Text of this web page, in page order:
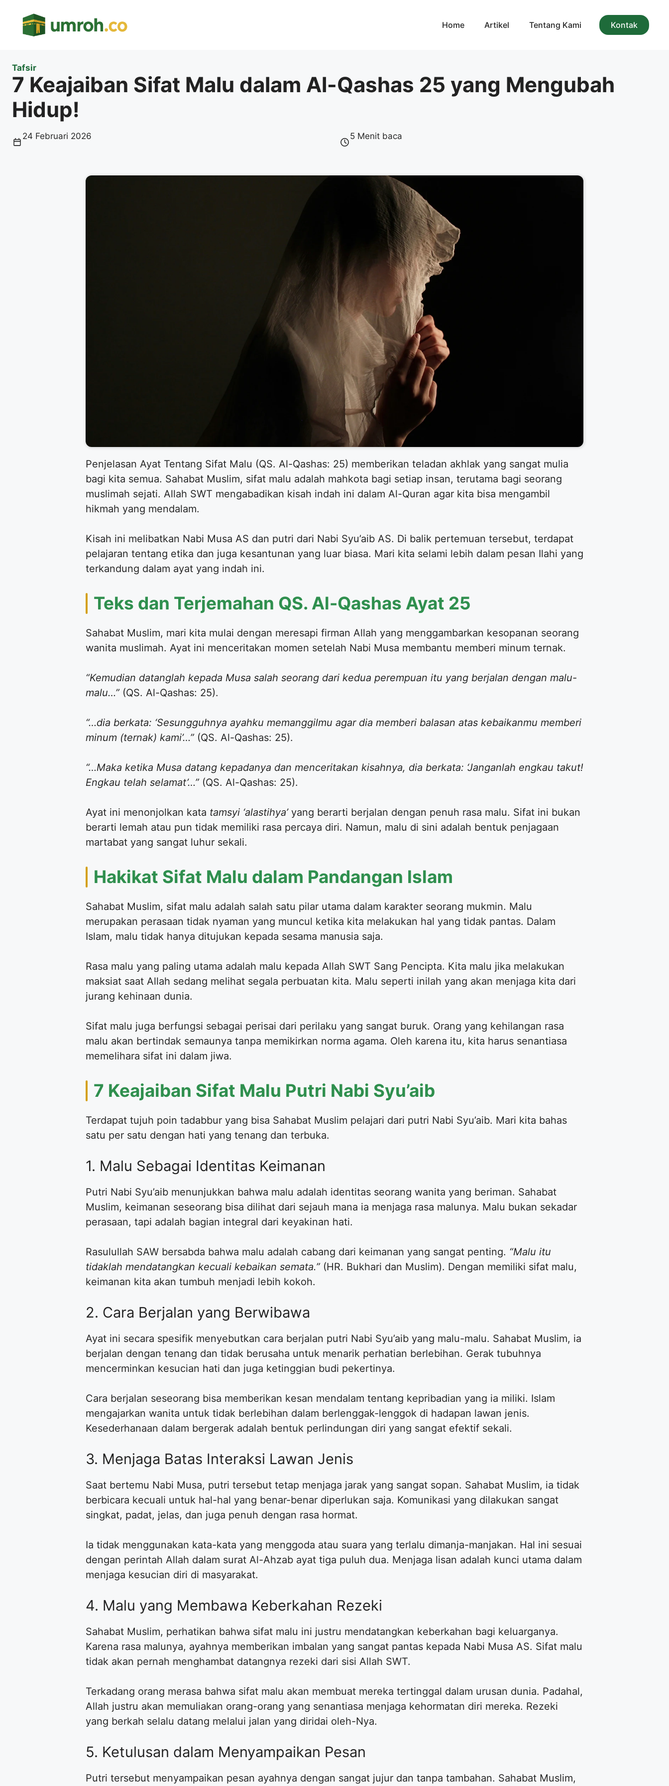
Home Artikel Tentang Kami Kontak
Tafsir
7 Keajaiban Sifat Malu dalam Al-Qashas 25 yang Mengubah
Hidup!
24 Februari 2026 5 Menit baca
Penjelasan Ayat Tentang Sifat Malu (QS. Al-Qashas: 25) memberikan teladan akhlak yang sangat mulia
bagi kita semua. Sahabat Muslim, sifat malu adalah mahkota bagi setiap insan, terutama bagi seorang
muslimah sejati. Allah SWT mengabadikan kisah indah ini dalam Al-Quran agar kita bisa mengambil
hikmah yang mendalam.
Kisah ini melibatkan Nabi Musa AS dan putri dari Nabi Syu’aib AS. Di balik pertemuan tersebut, terdapat
pelajaran tentang etika dan juga kesantunan yang luar biasa. Mari kita selami lebih dalam pesan Ilahi yang
terkandung dalam ayat yang indah ini.
Teks dan Terjemahan QS. Al-Qashas Ayat 25
Sahabat Muslim, mari kita mulai dengan meresapi firman Allah yang menggambarkan kesopanan seorang
wanita muslimah. Ayat ini menceritakan momen setelah Nabi Musa membantu memberi minum ternak.
“Kemudian datanglah kepada Musa salah seorang dari kedua perempuan itu yang berjalan dengan malu-
malu…” (QS. Al-Qashas: 25).
“…dia berkata: ‘Sesungguhnya ayahku memanggilmu agar dia memberi balasan atas kebaikanmu memberi
minum (ternak) kami’…” (QS. Al-Qashas: 25).
“…Maka ketika Musa datang kepadanya dan menceritakan kisahnya, dia berkata: ‘Janganlah engkau takut!
Engkau telah selamat’…” (QS. Al-Qashas: 25).
Ayat ini menonjolkan kata tamsyi ‘alastihya’yang berarti berjalan dengan penuh rasa malu. Sifat ini bukan
berarti lemah atau pun tidak memiliki rasa percaya diri. Namun, malu di sini adalah bentuk penjagaan
martabat yang sangat luhur sekali.
Hakikat Sifat Malu dalam Pandangan Islam
Sahabat Muslim, sifat malu adalah salah satu pilar utama dalam karakter seorang mukmin. Malu
merupakan perasaan tidak nyaman yang muncul ketika kita melakukan hal yang tidak pantas. Dalam
Islam, malu tidak hanya ditujukan kepada sesama manusia saja.
Rasa malu yang paling utama adalah malu kepada Allah SWT Sang Pencipta. Kita malu jika melakukan
maksiat saat Allah sedang melihat segala perbuatan kita. Malu seperti inilah yang akan menjaga kita dari
jurang kehinaan dunia.
Sifat malu juga berfungsi sebagai perisai dari perilaku yang sangat buruk. Orang yang kehilangan rasa
malu akan bertindak semaunya tanpa memikirkan norma agama. Oleh karena itu, kita harus senantiasa
memelihara sifat ini dalam jiwa.
7 Keajaiban Sifat Malu Putri Nabi Syu’aib
Terdapat tujuh poin tadabbur yang bisa Sahabat Muslim pelajari dari putri Nabi Syu’aib. Mari kita bahas
satu per satu dengan hati yang tenang dan terbuka.
1. Malu Sebagai Identitas Keimanan
Putri Nabi Syu’aib menunjukkan bahwa malu adalah identitas seorang wanita yang beriman. Sahabat
Muslim, keimanan seseorang bisa dilihat dari sejauh mana ia menjaga rasa malunya. Malu bukan sekadar
perasaan, tapi adalah bagian integral dari keyakinan hati.
Rasulullah SAW bersabda bahwa malu adalah cabang dari keimanan yang sangat penting. “Malu itu
tidaklah mendatangkan kecuali kebaikan semata.” (HR. Bukhari dan Muslim). Dengan memiliki sifat malu,
keimanan kita akan tumbuh menjadi lebih kokoh.
2. Cara Berjalan yang Berwibawa
Ayat ini secara spesifik menyebutkan cara berjalan putri Nabi Syu’aib yang malu-malu. Sahabat Muslim, ia
berjalan dengan tenang dan tidak berusaha untuk menarik perhatian berlebihan. Gerak tubuhnya
mencerminkan kesucian hati dan juga ketinggian budi pekertinya.
Cara berjalan seseorang bisa memberikan kesan mendalam tentang kepribadian yang ia miliki. Islam
mengajarkan wanita untuk tidak berlebihan dalam berlenggak-lenggok di hadapan lawan jenis.
Kesederhanaan dalam bergerak adalah bentuk perlindungan diri yang sangat efektif sekali.
3. Menjaga Batas Interaksi Lawan Jenis
Saat bertemu Nabi Musa, putri tersebut tetap menjaga jarak yang sangat sopan. Sahabat Muslim, ia tidak
berbicara kecuali untuk hal-hal yang benar-benar diperlukan saja. Komunikasi yang dilakukan sangat
singkat, padat, jelas, dan juga penuh dengan rasa hormat.
Ia tidak menggunakan kata-kata yang menggoda atau suara yang terlalu dimanja-manjakan. Hal ini sesuai
dengan perintah Allah dalam surat Al-Ahzab ayat tiga puluh dua. Menjaga lisan adalah kunci utama dalam
menjaga kesucian diri di masyarakat.
4. Malu yang Membawa Keberkahan Rezeki
Sahabat Muslim, perhatikan bahwa sifat malu ini justru mendatangkan keberkahan bagi keluarganya.
Karena rasa malunya, ayahnya memberikan imbalan yang sangat pantas kepada Nabi Musa AS. Sifat malu
tidak akan pernah menghambat datangnya rezeki dari sisi Allah SWT.
Terkadang orang merasa bahwa sifat malu akan membuat mereka tertinggal dalam urusan dunia. Padahal,
Allah justru akan memuliakan orang-orang yang senantiasa menjaga kehormatan diri mereka. Rezeki
yang berkah selalu datang melalui jalan yang diridai oleh-Nya.
5. Ketulusan dalam Menyampaikan Pesan
Putri tersebut menyampaikan pesan ayahnya dengan sangat jujur dan tanpa tambahan. Sahabat Muslim,